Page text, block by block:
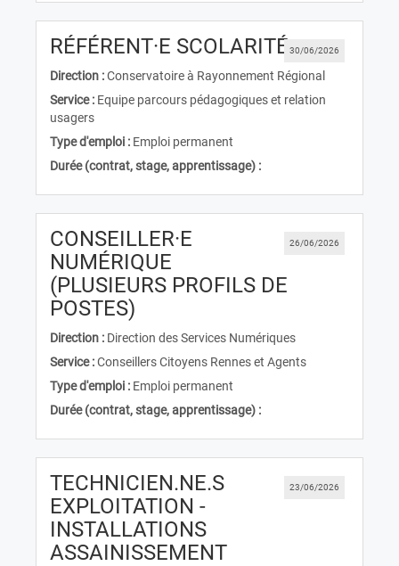
30/06/2026
RÉFÉRENT·E SCOLARITÉ(Nouvelle
Direction :Conservatoire à Rayonnement Régional
Service : Equipe parcours pédagogiques et relation
usagers
Type d'emploi : Emploi permanent
Durée (contrat, stage, apprentissage) :
26/06/2026
CONSEILLER·E
NUMÉRIQUE
(PLUSIEURS PROFILS DE
POSTES)
Direction : Direction des Services Numériques
Service :Conseillers Citoyens Rennes et Agents
Type d'emploi : Emploi permanent
Durée (contrat, stage, apprentissage) :
23/06/2026
TECHNICIEN.NE.S
EXPLOITATION -
INSTALLATIONS
ASSAINISSEMENT(Nouvelle fenêtre)